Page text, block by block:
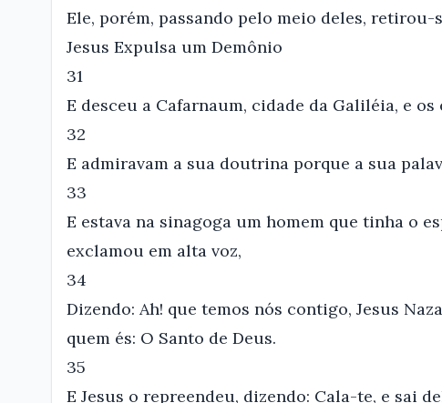
Ele, porém, passando pelo meio deles, retirou-
Jesus Expulsa um Demônio
31
E desceu a Cafarnaum, cidade da Galiléia, e os
32
E admiravam a sua doutrina porque a sua
33
E estava na sinagoga um homem que tinha o
exclamou em alta voz,
34
Dizendo: Ah! que temos nós contigo, Jesus
quem és: O Santo de Deus.
35
E Jesus o repreendeu, dizendo: Cala-te, e sai